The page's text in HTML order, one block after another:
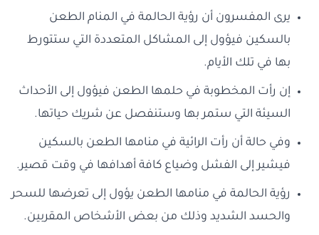
يرى المفسرون أن رؤية الحالمة في المنام الطعن
بالسكين فيؤول إلى المشاكل المتعددة التي ستتورط
بها في تلك الأيام.
إن رأت المخطوبة في حلمها الطعن فيؤول إلى الأحداث
السيئة التي ستمر بها وستنفصل عن شريك حياتها.
وفي حالة أن رأت الرائية في منامها الطعن بالسكين
فيشير إلى الفشل وضياع كافة أهدافها في وقت قصير.
رؤية الحالمة في منامها الطعن يؤول إلى تعرضها للسحر
والحسد الشديد وذلك من بعض الأشخاص المقربين.